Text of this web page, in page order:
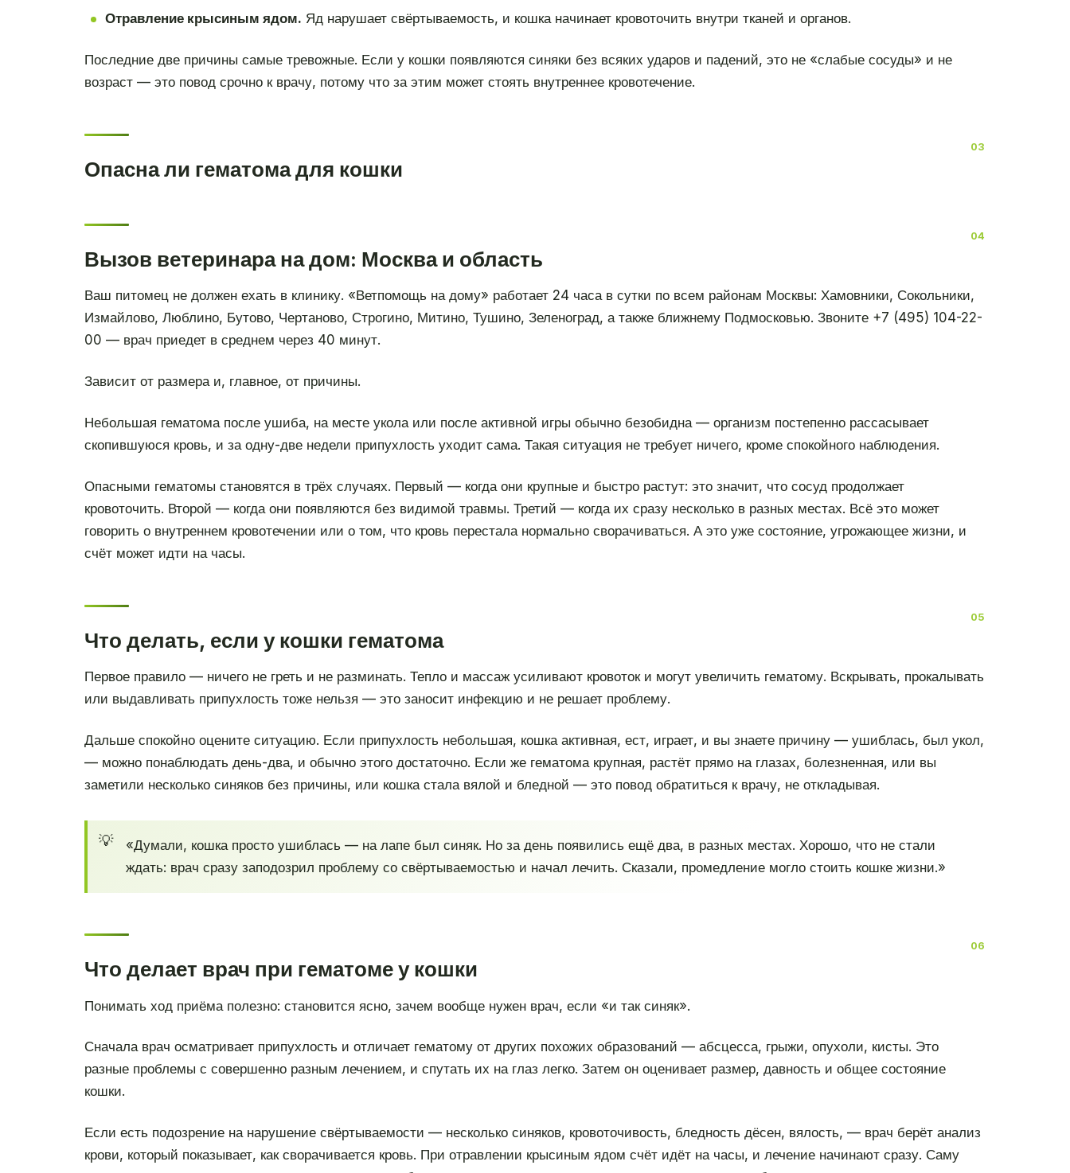
Отравление крысиным ядом. Яд нарушает свёртываемость, и кошка начинает кровоточить внутри тканей и органов.
Последние две причины самые тревожные. Если у кошки появляются синяки без всяких ударов и падений, это не «слабые сосуды» и не
возраст — это повод срочно к врачу, потому что за этим может стоять внутреннее кровотечение.
Опасна ли гематома для кошки
Вызов ветеринара на дом: Москва и область
Ваш питомец не должен ехать в клинику. «Ветпомощь на дому» работает 24 часа в сутки по всем районам Москвы: Хамовники, Сокольники,
Измайлово, Люблино, Бутово, Чертаново, Строгино, Митино, Тушино, Зеленоград, а также ближнему Подмосковью. Звоните +7 (495) 104-22-
00 — врач приедет в среднем через 40 минут.
Зависит от размера и, главное, от причины.
Небольшая гематома после ушиба, на месте укола или после активной игры обычно безобидна — организм постепенно рассасывает
скопившуюся кровь, и за одну-две недели припухлость уходит сама. Такая ситуация не требует ничего, кроме спокойного наблюдения.
Опасными гематомы становятся в трёх случаях. Первый — когда они крупные и быстро растут: это значит, что сосуд продолжает
кровоточить. Второй — когда они появляются без видимой травмы. Третий — когда их сразу несколько в разных местах. Всё это может
говорить о внутреннем кровотечении или о том, что кровь перестала нормально сворачиваться. А это уже состояние, угрожающее жизни, и
счёт может идти на часы.
Что делать, если у кошки гематома
Первое правило — ничего не греть и не разминать. Тепло и массаж усиливают кровоток и могут увеличить гематому. Вскрывать, прокалывать
или выдавливать припухлость тоже нельзя — это заносит инфекцию и не решает проблему.
Дальше спокойно оцените ситуацию. Если припухлость небольшая, кошка активная, ест, играет, и вы знаете причину — ушиблась, был укол,
— можно понаблюдать день-два, и обычно этого достаточно. Если же гематома крупная, растёт прямо на глазах, болезненная, или вы
заметили несколько синяков без причины, или кошка стала вялой и бледной — это повод обратиться к врачу, не откладывая.
«Думали, кошка просто ушиблась — на лапе был синяк. Но за день появились ещё два, в разных местах. Хорошо, что не стали
ждать: врач сразу заподозрил проблему со свёртываемостью и начал лечить. Сказали, промедление могло стоить кошке жизни.»
Что делает врач при гематоме у кошки
Понимать ход приёма полезно: становится ясно, зачем вообще нужен врач, если «и так синяк».
Сначала врач осматривает припухлость и отличает гематому от других похожих образований — абсцесса, грыжи, опухоли, кисты. Это
разные проблемы с совершенно разным лечением, и спутать их на глаз легко. Затем он оценивает размер, давность и общее состояние
кошки.
Если есть подозрение на нарушение свёртываемости — несколько синяков, кровоточивость, бледность дёсен, вялость, — врач берёт анализ
крови, который показывает, как сворачивается кровь. При отравлении крысиным ядом счёт идёт на часы, и лечение начинают сразу. Саму